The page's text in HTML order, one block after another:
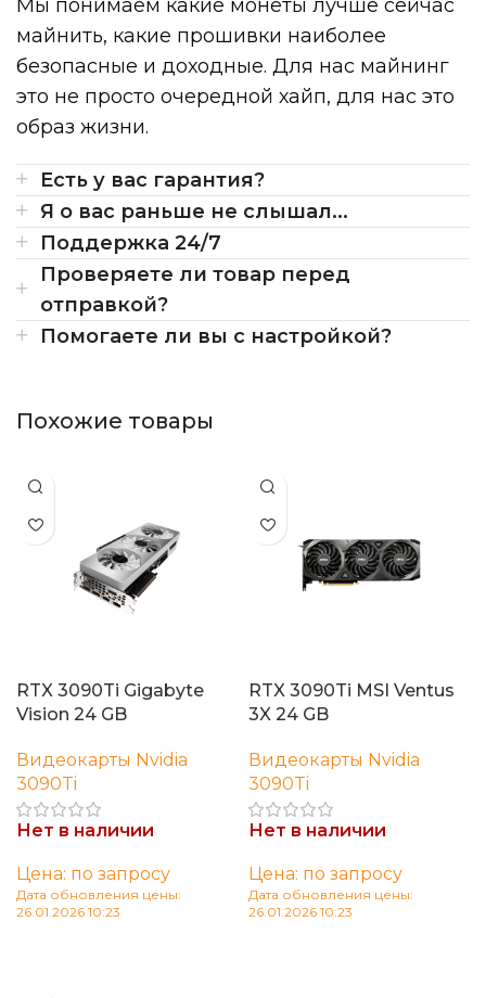
Мы понимаем какие монеты лучше сейчас
майнить, какие прошивки наиболее
безопасные и доходные. Для нас майнинг
это не просто очередной хайп, для нас это
образ жизни.
Есть у вас гарантия?
Я о вас раньше не слышал...
Поддержка 24/7
Проверяете ли товар перед
отправкой?
Помогаете ли вы с настройкой?
Похожие товары
RTX 3090Ti Gigabyte
Vision 24 GB
Видеокарты Nvidia
3090Ti
Нет в наличии
Цена: по запросу
Дата обновления цены:
26.01.2026 10:23
RTX 3090Ti MSI Ventus
3X 24 GB
Видеокарты Nvidia
3090Ti
Нет в наличии
Цена: по запросу
Дата обновления цены:
26.01.2026 10:23